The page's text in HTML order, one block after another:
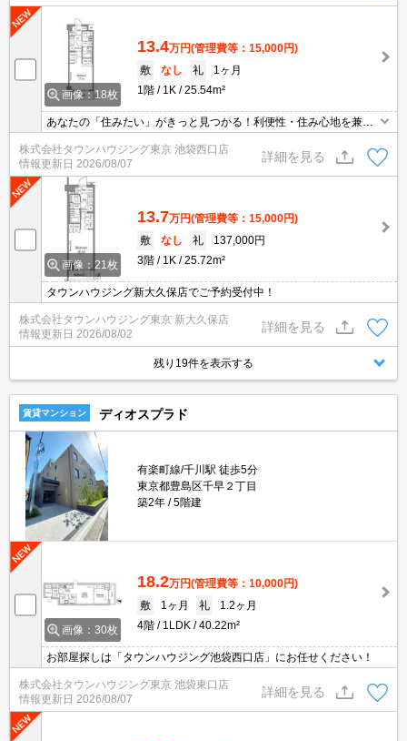
画像：18枚
13.4万円(管理費等：15,000円)
敷
なし 礼
1ヶ月
1階
1K 25.54m²
あなたの「住みたい」がきっと見つかる！利便性・住み心地を兼ね
揃えた賃貸物件！お気軽にご相談ください。お部屋探しはタウンハ
ウジングへお任せください！
株式会社タウンハウジング東京 池袋西口店
情報更新日 2026/08/07
詳細を見る
画像：21枚
13.7万円(管理費等：15,000円)
敷
なし 礼
137,000円
3階
1K 25.72m²
タウンハウジング新大久保店でご予約受付中！
株式会社タウンハウジング東京 新大久保店
情報更新日 2026/08/02
詳細を見る
残り19件を表示する
賃貸マンション ディオスプラド
有楽町線/千川駅 徒歩5分
東京都豊島区千早２丁目
築2年
5階建
画像：30枚
18.2万円(管理費等：10,000円)
敷
1ヶ月 礼
1.2ヶ月
4階
1LDK 40.22m²
お部屋探しは「タウンハウジング池袋西口店」にお任せください！
株式会社タウンハウジング東京 池袋東口店
情報更新日 2026/08/07
詳細を見る